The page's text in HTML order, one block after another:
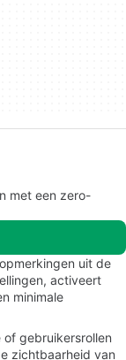
met een zero-
uit de
activeert
minimale
gebruikersrollen
zichtbaarheid van